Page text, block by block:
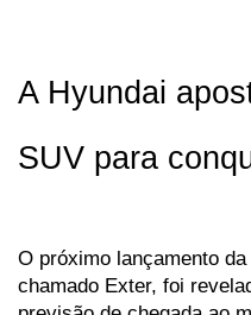
A Hyundai
SUV para
O próximo lançamento
chamado Exter, foi